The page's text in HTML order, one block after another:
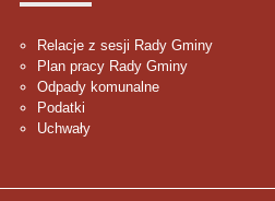
Relacje z sesji Rady Gminy
Plan pracy Rady Gminy
Odpady komunalne
Podatki
Uchwały